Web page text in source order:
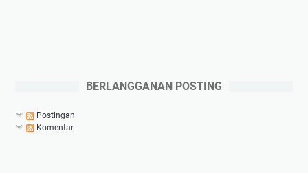
BERLANGGANAN POSTING
Postingan
Komentar